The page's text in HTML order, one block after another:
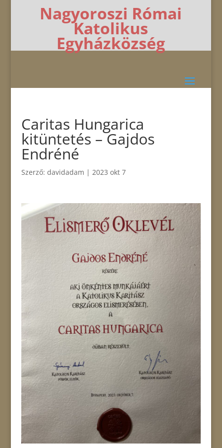
Nagyoroszi Római
Katolikus
Egyházközség
Caritas Hungarica
kitüntetés – Gajdos
Endréné
Szerző: davidadam | 2023 okt 7